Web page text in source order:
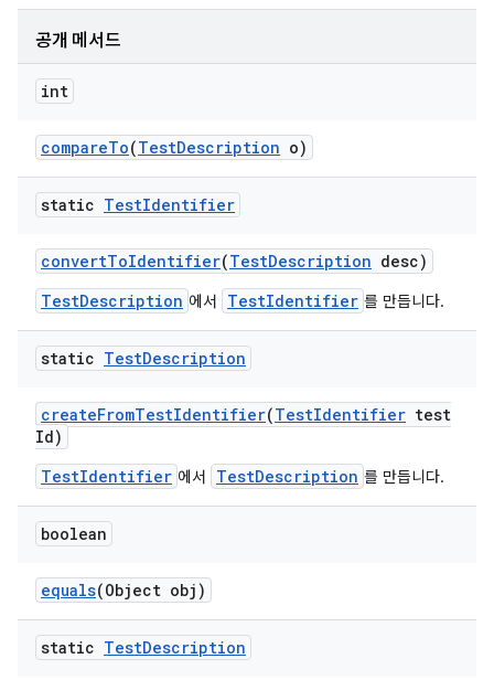
공개 메서드
int
compareTo(TestDescription o)
static TestIdentifier
convertToIdentifier(TestDescription desc)
TestDescription 에서 TestIdentifier 를 만듭니다.
static TestDescription
createFromTestIdentifier(TestIdentifier test
Id)
TestIdentifier 에서 TestDescription 를 만듭니다.
boolean
equals(Object obj)
static TestDescription